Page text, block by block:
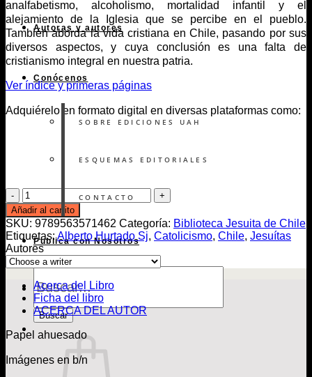
Autoras y autores
Conócenos
SOBRE EDICIONES UAH
ESQUEMAS EDITORIALES
CONTACTO
Publica con Nosotros
Búsqueda
de
Libros
Buscar
analfabetismo, alcoholismo, mortalidad infantil y el
alejamiento de la Iglesia que se percibe en el pueblo.
También aborda la vida cristiana en Chile, pasando por sus
diversos aspectos, y cuya conclusión es una falta de
cristianismo integral en nuestra patria.
Ver índice y primeras páginas
Adquiérelo en formato digital en diversas plataformas como:
¿Es
Chile
un
país
católico?
cantidad
Añadir al carrito
SKU: 9789563571462 Categoría: Biblioteca Jesuita de Chile
Etiquetas:Alberto Hurtado Sj, Catolicismo, Chile, Jesuítas
Autores
Acerca del Libro
Ficha del libro
ACERCA DEL AUTOR
Papel ahuesado
Imágenes en b/n